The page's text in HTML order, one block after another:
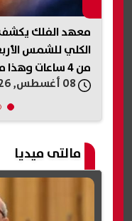
معهد الفلك
الكلي للشمس
من 4 ساعات وهذا موقفه في مصر
مالتى ميديا